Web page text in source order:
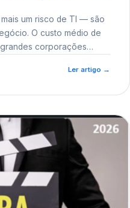
um risco de TI — são
médio de
corporações
junto a órgãos como a
Ler artigo →